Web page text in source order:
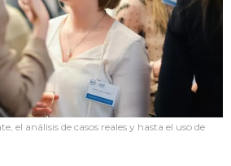
el análisis de casos reales y hasta el uso de